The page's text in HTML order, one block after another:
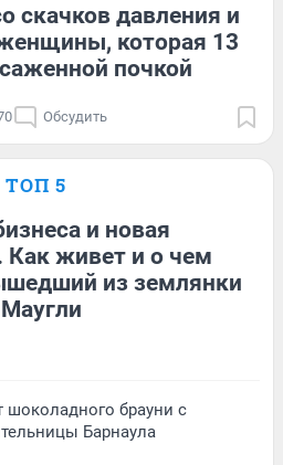
скачков давления и
которая 13
почкой
Обсудить
ТОП 5
и новая
Как живет и о чем
из землянки
шоколадного брауни с
Барнаула